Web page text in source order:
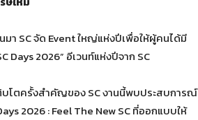
า SC จัด Event ใหญ่แห่งปีเพื่อให้ผู้คนได้มี
2026” อีเวนท์แห่งปีจาก SC
โตครั้งสำคัญของ SC งานนี้พบประสบการณ์
2026 : Feel The New SC ที่ออกแบบให้